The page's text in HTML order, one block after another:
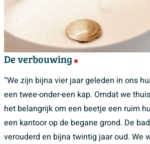
De verbouwing
“We zijn bijna vier jaar geleden in ons
een twee-onder-een kap. Omdat we
het belangrijk om een beetje een ruim
een kantoor op de begane grond. De
verouderd en bijna twintig jaar oud. We